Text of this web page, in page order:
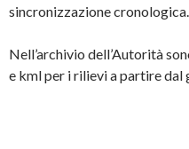
sincronizzazione cronologica.
Nell’archivio dell’Autorità
e kml per i rilievi a partire dal